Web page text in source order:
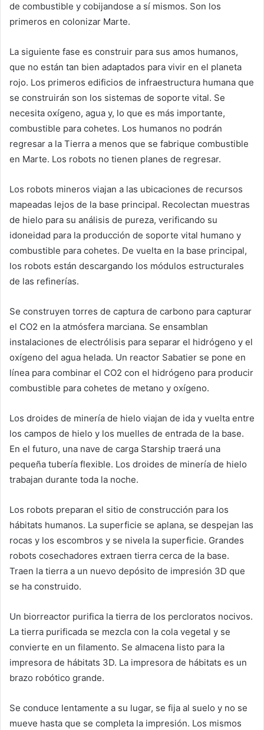
de combustible y cobijandose a sí mismos. Son los
primeros en colonizar Marte.
La siguiente fase es construir para sus amos humanos,
que no están tan bien adaptados para vivir en el planeta
rojo. Los primeros edificios de infraestructura humana que
se construirán son los sistemas de soporte vital. Se
necesita oxígeno, agua y, lo que es más importante,
combustible para cohetes. Los humanos no podrán
regresar a la Tierra a menos que se fabrique combustible
en Marte. Los robots no tienen planes de regresar.
Los robots mineros viajan a las ubicaciones de recursos
mapeadas lejos de la base principal. Recolectan muestras
de hielo para su análisis de pureza, verificando su
idoneidad para la producción de soporte vital humano y
combustible para cohetes. De vuelta en la base principal,
los robots están descargando los módulos estructurales
de las refinerías.
Se construyen torres de captura de carbono para capturar
el CO2 en la atmósfera marciana. Se ensamblan
instalaciones de electrólisis para separar el hidrógeno y el
oxígeno del agua helada. Un reactor Sabatier se pone en
línea para combinar el CO2 con el hidrógeno para producir
combustible para cohetes de metano y oxígeno.
Los droides de minería de hielo viajan de ida y vuelta entre
los campos de hielo y los muelles de entrada de la base.
En el futuro, una nave de carga Starship traerá una
pequeña tubería flexible. Los droides de minería de hielo
trabajan durante toda la noche.
Los robots preparan el sitio de construcción para los
hábitats humanos. La superficie se aplana, se despejan las
rocas y los escombros y se nivela la superficie. Grandes
robots cosechadores extraen tierra cerca de la base.
Traen la tierra a un nuevo depósito de impresión 3D que
se ha construido.
Un biorreactor purifica la tierra de los percloratos nocivos.
La tierra purificada se mezcla con la cola vegetal y se
convierte en un filamento. Se almacena listo para la
impresora de hábitats 3D. La impresora de hábitats es un
brazo robótico grande.
Se conduce lentamente a su lugar, se fija al suelo y no se
mueve hasta que se completa la impresión. Los mismos